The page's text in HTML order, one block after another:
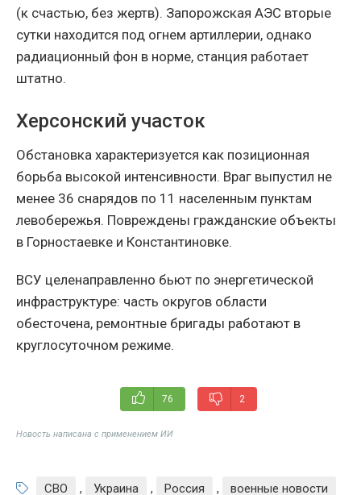
(к счастью, без жертв). Запорожская АЭС вторые
сутки находится под огнем артиллерии, однако
радиационный фон в норме, станция работает
штатно.
Херсонский участок
Обстановка характеризуется как позиционная
борьба высокой интенсивности. Враг выпустил не
менее 36 снарядов по 11 населенным пунктам
левобережья. Повреждены гражданские объекты
в Горностаевке и Константиновке.
ВСУ целенаправленно бьют по энергетической
инфраструктуре: часть округов области
обесточена, ремонтные бригады работают в
круглосуточном режиме.
76 2
Новость написана с применением ИИ
СВО , Украина , Россия , военные новости